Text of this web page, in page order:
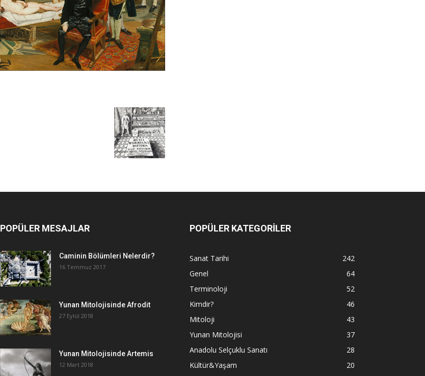
POPÜLER MESAJLAR
Caminin Bölümleri Nelerdir?
16 Temmuz 2017
Yunan Mitolojisinde Afrodit
27 Eylül 2018
Yunan Mitolojisinde Artemis
12 Mart 2018
POPÜLER KATEGORİLER
Sanat Tarihi
242
Genel
64
Terminoloji
52
Kimdir?
46
Mitoloji
43
Yunan Mitolojisi
37
Anadolu Selçuklu Sanatı
28
Kültür&Yaşam
20